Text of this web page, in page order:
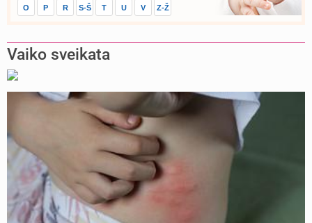
O P R S-Š T U V Z-Ž
Vaiko sveikata